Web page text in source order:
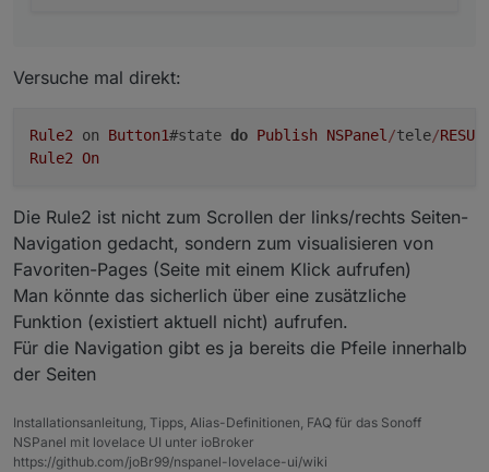
Versuche mal direkt:
Rule2 on Button1#state do Publish NSPanel/tele/
Rule2 On
Die Rule2 ist nicht zum Scrollen der links/rechts Seiten-
Navigation gedacht, sondern zum visualisieren von
Favoriten-Pages (Seite mit einem Klick aufrufen)
Man könnte das sicherlich über eine zusätzliche
Funktion (existiert aktuell nicht) aufrufen.
Für die Navigation gibt es ja bereits die Pfeile innerhalb
der Seiten
Installationsanleitung, Tipps, Alias-Definitionen, FAQ für das Sonoff
NSPanel mit lovelace UI unter ioBroker
https://github.com/joBr99/nspanel-lovelace-ui/wiki